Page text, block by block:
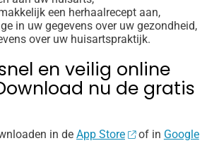
een herhaalrecept aan,
in uw gegevens over uw gezondheid,
over uw huisartspraktijk.
en veilig online
nu de gratis
in de App Store of in Google